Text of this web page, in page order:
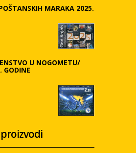
MARAKA 2025.
U NOGOMETU/
GODINE